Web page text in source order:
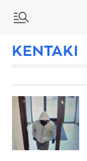
ΚΕΝΤΑΚΙ